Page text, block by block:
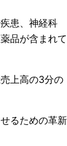
患、神経科
品が含まれて
上高の3分の
るための革新